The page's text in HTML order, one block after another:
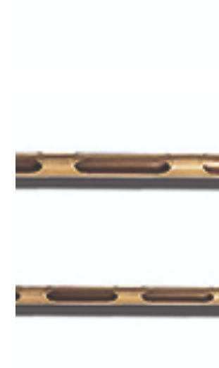
Buğday Örnek